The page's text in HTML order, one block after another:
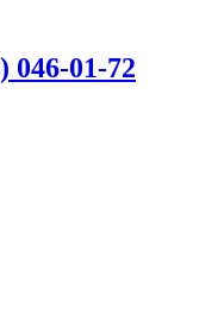
046-01-72